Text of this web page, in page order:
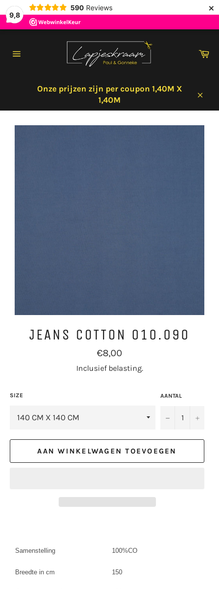
9,8
590 Reviews ×
Onze prijzen zijn per coupon 1,40M X
1,40M
JEANS COTTON 010.090
Normale
prijs
€8,00
Inclusief belasting.
SIZE AANTAL
− +
AAN WINKELWAGEN TOEVOEGEN
Samenstelling 100%CO
Breedte in cm 150